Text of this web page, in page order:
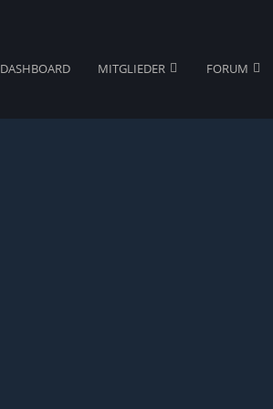
DASHBOARD MITGLIEDER FORUM